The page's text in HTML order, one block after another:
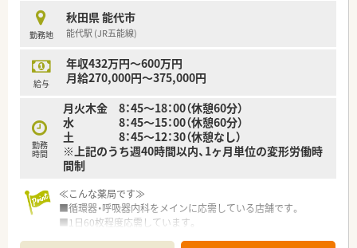
様との時間に変えるよう努めております。
＜ 薬局の特徴 ＞
管理薬剤師は40代の男性でとても優しく温厚で、経験が浅くても
しっかり教えてくださる方です◎
2階の休憩室も広く、社員が快適に過ごせるような空間です。
お話し好きな患者様が多いため、コミュケーションを意識して対
応出来る方がご活躍できるかと思います！
＜ こんな方を歓迎♪ ＞
◎丁寧な対応が出来る方
◎遠方からお越しの方も歓迎！
住居相談可能ですので、お気軽にお問い合わせください！
勤務地
秋田県 能代市
能代駅 (JR五能線)
給与
年収432万円～600万円
月給270,000円～375,000円
勤務
時間
月火木金 8：45～18：00（休憩60分）
水 8：45～15：00（休憩60分）
土 8：45～12：30（休憩なし）
※上記のうち週40時間以内、1ヶ月単位の変形労働時
間制
≪こんな薬局です≫
■循環器・呼吸器内科をメインに応需している店舗です。
■1日60枚程度応需しています。